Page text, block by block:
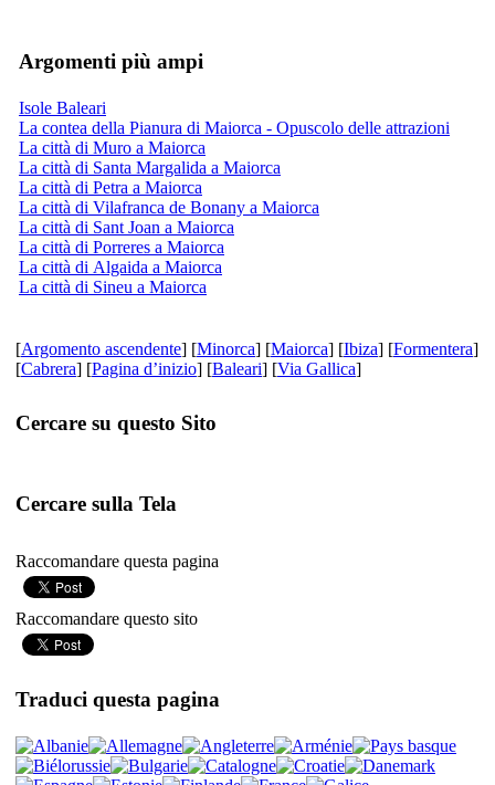
Argomenti più ampi
Isole Baleari
La contea della Pianura di Maiorca - Opuscolo delle attrazioni
La città di Muro a Maiorca
La città di Santa Margalida a Maiorca
La città di Petra a Maiorca
La città di Vilafranca de Bonany a Maiorca
La città di Sant Joan a Maiorca
La città di Porreres a Maiorca
La città di Algaida a Maiorca
La città di Sineu a Maiorca
[Argomento ascendente] [Minorca] [Maiorca] [Ibiza] [Formentera]
[Cabrera] [Pagina d’inizio] [Baleari] [Via Gallica]
Cercare su questo Sito
Cercare sulla Tela
Raccomandare questa pagina
Raccomandare questo sito
Traduci questa pagina